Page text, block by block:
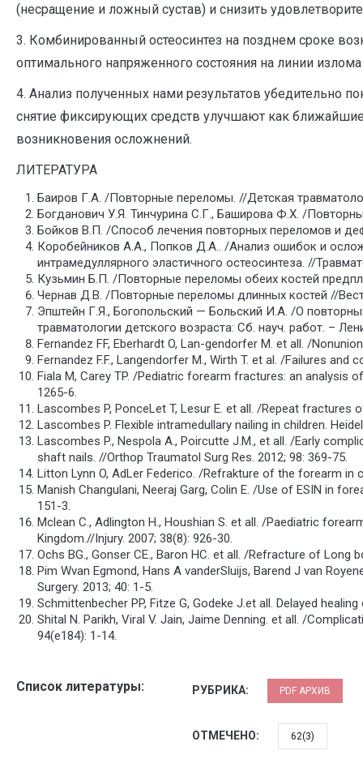
(несращение и ложный сустав) и снизить
3. Комбинированный остеосинтез на позднем сроке
оптимального напряженного состояния на линии
4. Анализ полученных нами результатов убедительно
снятие фиксирующих средств улучшают как
возникновения осложнений.
ЛИТЕРАТУРА
Баиров Г.А. /Повторные переломы. //Детская
Богданович У.Я. Тинчурина С.Г., Баширова Ф.Х. /
Бойков В.П. /Способ лечения повторных переломов и
Коробейников А.А., Попков Д.А.. /Анализ ошибок и
интрамедуллярного эластичного остеосинтеза. //
Кузьмин Б.П. /Повторные переломы обеих костей
Чернав Д.В. /Повторные переломы длинных костей //
Эпштейн Г.Я., Богопольский — Больский И.А. /О
травматологии детского возраста: Сб. науч. работ. –
Fernandez FF, Eberhardt O, Lan-gendorfer M. et all. /
Fernandez F.F., Langendorfer M., Wirth T. et al. /Failures
Fiala M, Carey TP. /Pediatric forearm fractures: an analysis
1265-6.
Lascombes P, PonceLet T, Lesur E. et all. /Repeat fractures
Lascombes P. Flexible intramedullary nailing in children.
Lascombes P., Nespola A., Poircutte J.M., et all. /Early
shaft nails. //Orthop Traumatol Surg Res. 2012; 98: 369-75.
Litton Lynn O, AdLer Federico. /Refrakture of the forearm
Manish Changulani, Neeraj Garg, Colin E. /Use of ESIN in
151-3.
Mclean C., Adlington H., Houshian S. et all. /Paediatric
Kingdom.//Injury. 2007; 38(8): 926-30.
Ochs BG., Gonser CE., Baron HC. et all. /Refracture of
Pim Wvan Egmond, Hans A vanderSluijs, Barend J van
Surgery. 2013; 40: 1-5.
Schmittenbecher PP, Fitze G, Godeke J.et all. Delayed
Shital N. Parikh, Viral V. Jain, Jaime Denning. et all. /
94(e184): 1-14.
Список литературы: РУБРИКА: PDF АРХИВ
ОТМЕЧЕНО: 62(3)